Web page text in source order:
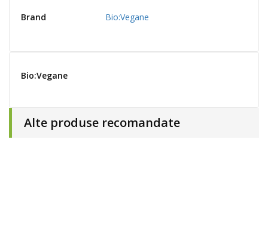
Brand Bio:Vegane
Bio:Vegane
Alte produse recomandate